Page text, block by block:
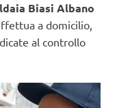
Biasi Albano
a domicilio,
al controllo